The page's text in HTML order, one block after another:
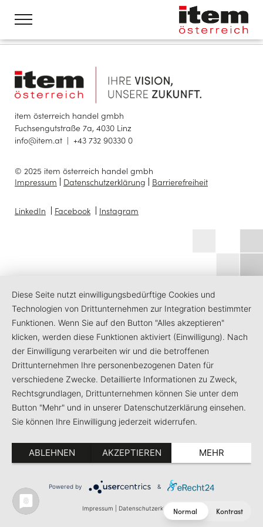
item österreich handel gmbh
Fuchsengutstraße 7a, 4030 Linz
info@item.at | +43 732 90330 0
© 2025 item österreich handel gmbh
Impressum
Datenschutzerklärung Barrierefreiheit
LinkedIn Facebook Instagram
5
Normal Kontrast
Diese Seite nutzt einwilligungsbedürftige Cookies und
Technologien von Drittunternehmen zur Integration bestimmter
Funktionen. Wenn Sie auf den Button "Alles akzeptieren"
klicken, werden diese Funktionen aktiviert (Einwilligung). Nach
der Einwilligung verarbeiten wir und die betroffenen
Drittunternehmen Ihre personenbezogenen Daten für
verschiedene Zwecke. Detaillierte Informationen zu Zweck,
Rechtsgrundlagen, Drittunternehmen können Sie unter dem
Button "Mehr" und in unserer Datenschutzerklärung einsehen.
Sie können Ihre Einwilligung jederzeit widerrufen.
ABLEHNEN AKZEPTIEREN MEHR
Powered by &
Impressum Datenschutzerklärung